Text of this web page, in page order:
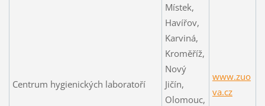
Centrum hygienických laboratoří
Místek,
Havířov,
Karviná,
Kroměříž,
Nový
Jičín,
Olomouc,
www.zuo
va.cz